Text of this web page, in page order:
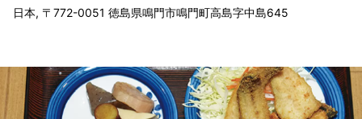
日本, 〒772-0051 徳島県鳴門市鳴門町高島字中島645